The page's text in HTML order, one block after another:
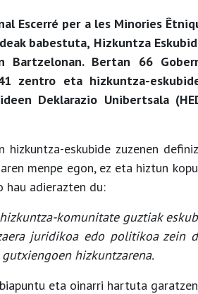
Escerré per a les Minories
babestuta, Hizkuntza
Bartzelonan. Bertan 66
zentro eta hizkuntza-
Deklarazio Unibertsala
eskubide zuzenen
menpe egon, ez eta hiztun
hau adierazten du:
komunitate guztiak
juridikoa edo politikoa zein
hizkuntzarena.
eta oinarri hartuta